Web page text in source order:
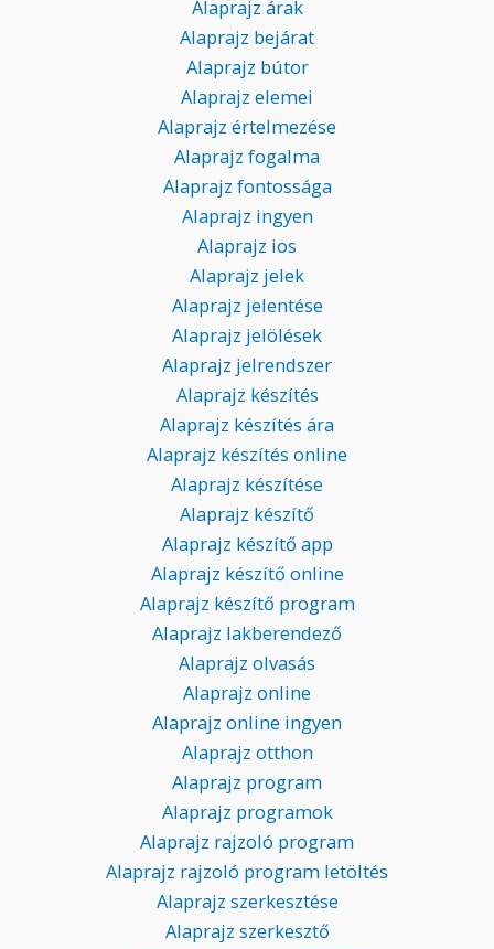
Alaprajz árak
Alaprajz bejárat
Alaprajz bútor
Alaprajz elemei
Alaprajz értelmezése
Alaprajz fogalma
Alaprajz fontossága
Alaprajz ingyen
Alaprajz ios
Alaprajz jelek
Alaprajz jelentése
Alaprajz jelölések
Alaprajz jelrendszer
Alaprajz készítés
Alaprajz készítés ára
Alaprajz készítés online
Alaprajz készítése
Alaprajz készítő
Alaprajz készítő app
Alaprajz készítő online
Alaprajz készítő program
Alaprajz lakberendező
Alaprajz olvasás
Alaprajz online
Alaprajz online ingyen
Alaprajz otthon
Alaprajz program
Alaprajz programok
Alaprajz rajzoló program
Alaprajz rajzoló program letöltés
Alaprajz szerkesztése
Alaprajz szerkesztő